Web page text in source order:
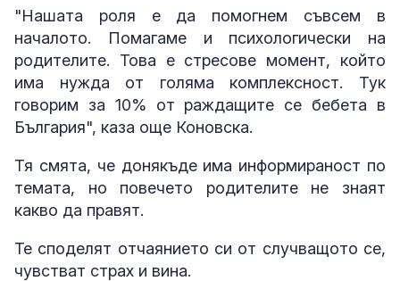
"Нашата роля е да помогнем съвсем в
началото. Помагаме и психологически на
родителите. Това е стресове момент, който
има нужда от голяма комплексност. Тук
говорим за 10% от раждащите се бебета в
България", каза още Коновска.
Тя смята, че донякъде има информираност по
темата, но повечето родителите не знаят
какво да правят.
Те споделят отчаянието си от случващото се,
чувстват страх и вина.